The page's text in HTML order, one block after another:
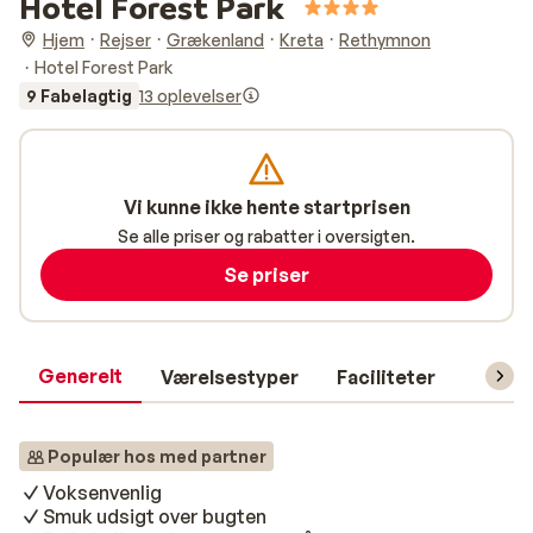
Hjem Rejser Grækenland Kreta
Rethymnon
Hotel Forest Park
9 Fabelagtig 13 oplevelser
Generelt Værelsestyper Faciliteter
Populær hos med partner
Voksenvenlig
Smuk udsigt over bugten
Vi kunne ikke hente startprisen
Se alle priser og rabatter i oversigten.
Se priser